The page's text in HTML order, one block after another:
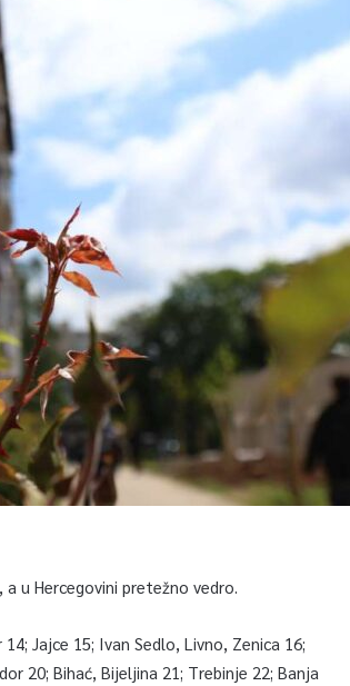
u Hercegovini pretežno vedro.
Jajce 15; Ivan Sedlo, Livno, Zenica 16;
20; Bihać, Bijeljina 21; Trebinje 22; Banja